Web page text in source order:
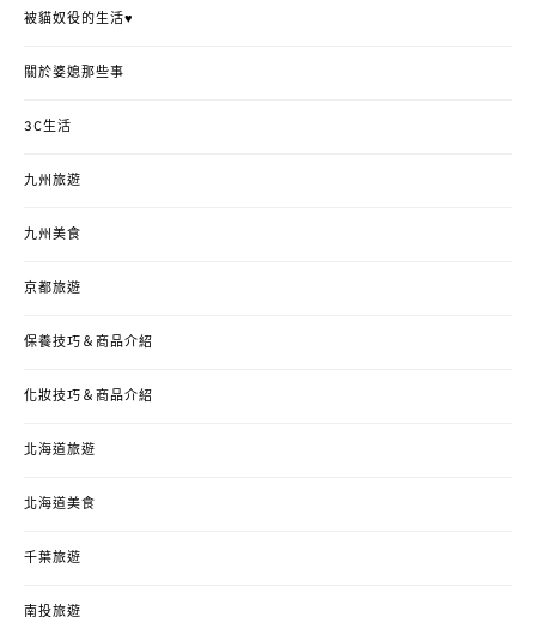
被貓奴役的生活♥
關於婆媳那些事
3C生活
九州旅遊
九州美食
京都旅遊
保養技巧＆商品介紹
化妝技巧＆商品介紹
北海道旅遊
北海道美食
千葉旅遊
南投旅遊